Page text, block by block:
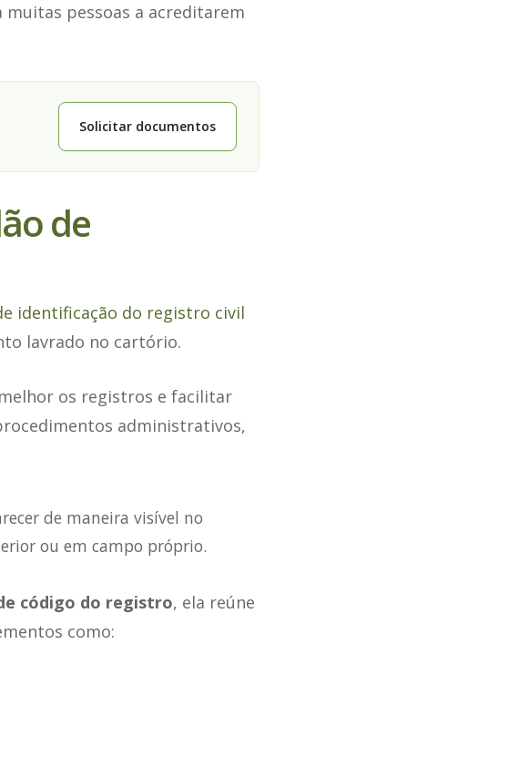
muitas pessoas a acreditarem
Solicitar documentos
de
identificação do registro civil
lavrado no cartório.
os registros e facilitar
administrativos,
de maneira visível no
ou em campo próprio.
código do registro, ela reúne
como: